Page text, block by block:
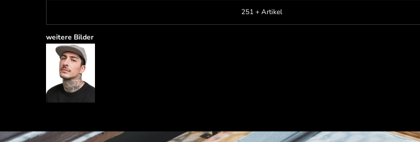
251 + Artikel
weitere Bilder